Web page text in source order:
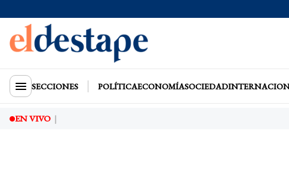
SECCIONES POLÍTICAECONOMÍASOCIEDAD
EN VIVO